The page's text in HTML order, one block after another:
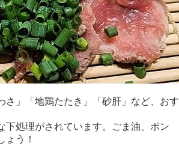
さ」「地鶏たたき」「砂肝」など、おす
下処理がされています。ごま油、ポン
ょう！